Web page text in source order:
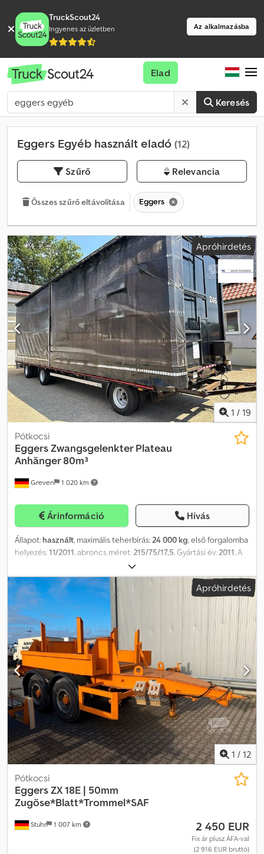
TruckScout24
Ingyenes az üzletben Az alkalmazásba
Keresés
Elad
Eggers Egyéb használt eladó (12)
Szűrő Relevancia
Összes szűrő eltávolítása Eggers
Apróhirdetés
1 / 19
Greven 1 020 km
Pótkocsi
EggersZwangsgelenkter Plateau
Anhänger 80m³
Árinformáció Hívás
Állapot: használt, maximális teherbírás:24 000 kg, első forgalomba
helyezés:11/2011, abroncs méret:215/75/17,5, Gyártási év:2011, A
megtekintéshez kérjük, előzetesen egyeztessen időpontot.
Különleges jellemzők: - Kényszerkormányzás - Vonófej -
Légynyomásos rendszer 2 pótkocsihoz Felfüggesztés: • 1. tengely:
Légrugós • 2. tengely: Légrugós • 3. tengely: Légrugós Fék: • 1.
tengely: Dobfék • 2. tengely: Dobfék, rugóerőtáras • 3. tengely:
Dobfék, rugóerőtáras Gumiabroncsok: • 1. tengely: Páros kerekek •
2. tengely: Páros kerekek • 3. tengely: Páros kerekek •
Gumiabroncs mérete: 215/75/17,5 • Futófelület mélysége (%-ban):
70% • Felni típusa: Acél További felszereltség: • Saját tömeg: 9300
kg • Hasznos teher: 14700 kg • Rakfelület: 25,81 m² •
Rakodótérfogat: 80 m³ • ABS • EBS • Tengelyek száma: 3 •
Tengelygyártó: BPW Rakodótér belső méretei (kb.): • Hossz: 10.325
mm • Szélesség: 2.500 mm • Magasság: 3.110 mm Cedpozqppmefx
Aagjrf A köztes értékesítés, a hibák és a nyomdai hibák fenntartva.
Apróhirdetés
1 / 12
Stuhr 1 007 km
Pótkocsi
EggersZX 18E | 50mm
Zugöse*Blatt*Trommel*SAF
2 450 EUR
Fix ár plusz ÁFA-val
(2 916 EUR bruttó)